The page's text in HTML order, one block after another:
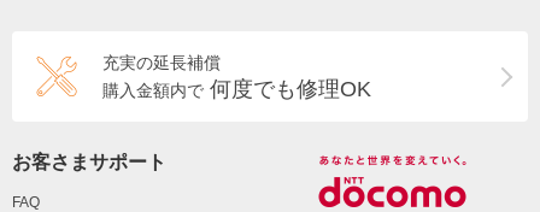
充実の延長補償
購入金額内で 何度でも修理OK
お客さまサポート
FAQ